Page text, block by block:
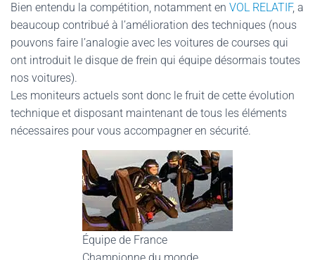
Bien entendu la compétition, notamment en VOL RELATIF, a
beaucoup contribué à l’amélioration des techniques (nous
pouvons faire l’analogie avec les voitures de courses qui
ont introduit le disque de frein qui équipe désormais toutes
nos voitures).
Les moniteurs actuels sont donc le fruit de cette évolution
technique et disposant maintenant de tous les éléments
nécessaires pour vous accompagner en sécurité.
Équipe de France